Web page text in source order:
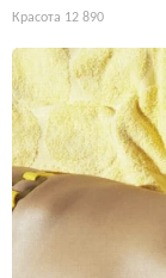
Красота 12 890